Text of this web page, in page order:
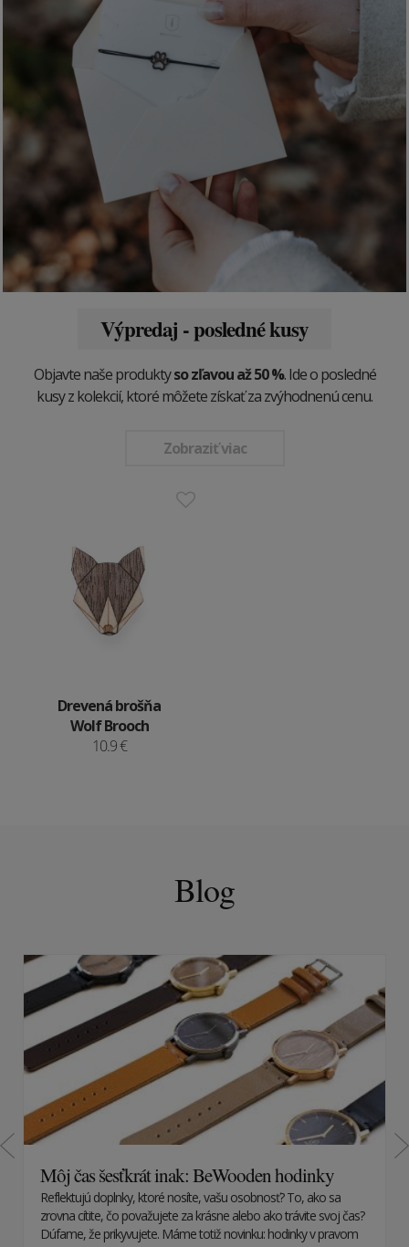
Výpredaj - posledné kusy
Objavte naše produktyso zľavou až 50 %. Ide o posledné
kusy z kolekcií, ktoré môžete získať za zvýhodnenú cenu.
Zobraziť viac
Drevená brošňa
Wolf Brooch
10.9 €
Blog
Môj čas šesťkrát inak: BeWooden hodinky
Reflektujú doplnky, ktoré nosíte, vašu osobnosť? To, ako sa
zrovna cítite, čo považujete za krásne alebo ako trávite svoj čas?
Dúfame, že prikyvujete. Máme totiž novinku: hodinky v pravom